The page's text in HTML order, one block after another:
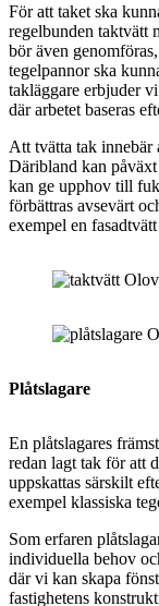
För att taket ska
regelbunden taktvätt
bör även
tegelpannor ska
takläggare erbjuder
där arbetet baseras
Att tvätta tak innebär
Däribland kan påväxt
kan ge upphov till
förbättras avsevärt
exempel en
Plåtslagare
En plåtslagares
redan lagt tak för att
uppskattas särskilt
exempel klassiska
Som erfaren
individuella behov
där vi kan skapa
fastighetens